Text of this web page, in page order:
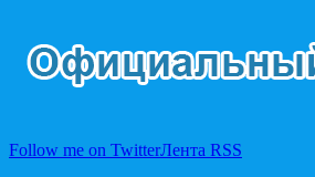
Follow me on TwitterЛента RSS